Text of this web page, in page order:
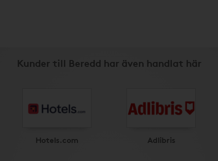
Kunder till Beredd har även handlat här
Hotels.com Adlibris